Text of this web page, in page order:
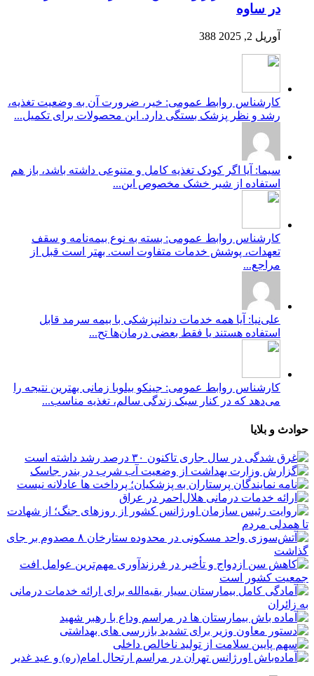
در ساوه
آوریل 2, 2025 388
کارشناس روابط عمومی: خیر، ضرورت آن به وضعیت تغذیه،
رشد و نظر پزشک بستگی دارد. این محصولات برای تکمیل...
سیما: آیا اگر کودک تغذیه کامل و متنوعی داشته باشد، باز هم
استفاده از شیر خشک مخصوص این...
کارشناس روابط عمومی: بسته به نوع بیمه‌نامه و سقف
تعهدات، پوشش خدمات متفاوت است. بهتر است قبل از
مراجع...
علی‌نیا: آیا همه خدمات دندانپزشکی با بیمه سرمد قابل
استفاده هستند یا فقط بعضی درمان‌ها تح...
کارشناس روابط عمومی: جینکو بیلوبا زمانی بهترین نتیجه را
می‌دهد که در کنار سبک زندگی سالم، تغذیه مناسب...
حوادث و بلایا